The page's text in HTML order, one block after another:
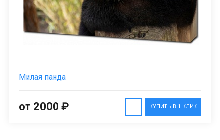
Милая панда
КУПИТЬ В 1 КЛИК
от 2000 ₽